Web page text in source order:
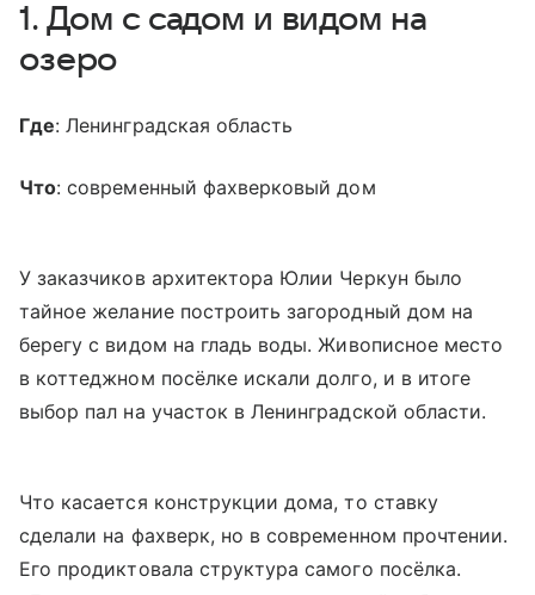
1. Дом с садом и видом на
озеро
Где: Ленинградская область
Что: современный фахверковый дом
У заказчиков архитектора Юлии Черкун было
тайное желание построить загородный дом на
берегу с видом на гладь воды. Живописное место
в коттеджном посёлке искали долго, и в итоге
выбор пал на участок в Ленинградской области.
Что касается конструкции дома, то ставку
сделали на фахверк, но в современном прочтении.
Его продиктовала структура самого посёлка.